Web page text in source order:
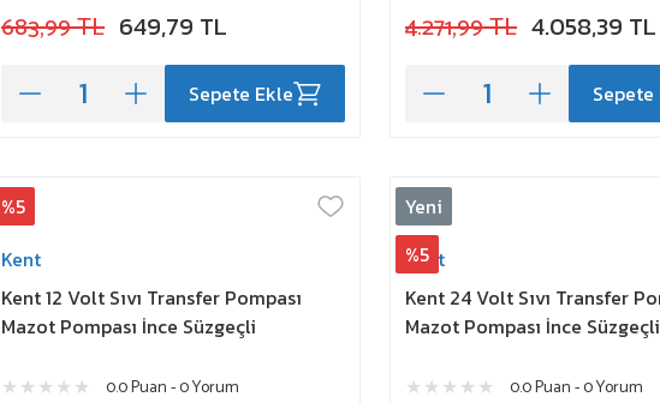
683,99 TL 649,79 TL
Sepete Ekle
4.271,99 TL 4.058,39 TL
Sepete
%5
Kent
Kent 12 Volt Sıvı Transfer Pompası
Mazot Pompası İnce Süzgeçli
0.0 Puan - 0 Yorum
Yeni
%5
Kent
Kent 24 Volt Sıvı Transfer
Mazot Pompası İnce Süzgeçli
0.0 Puan - 0 Yorum